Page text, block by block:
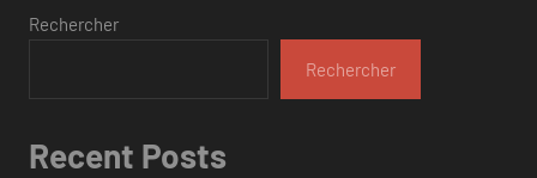
Rechercher
Rechercher
Recent Posts